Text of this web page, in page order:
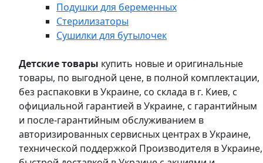
Подушки для беременных
Стерилизаторы
Сушилки для бутылочек
Детские товары купить новые и оригинальные
товары, по выгодной цене, в полной комплектации,
без распаковки в Украине, со склада в г. Киев, с
официальной гарантией в Украине, с гарантийным
и после-гарантийным обслуживанием в
авторизированных сервисных центрах в Украине,
технической поддержкой Производителя в Украине,